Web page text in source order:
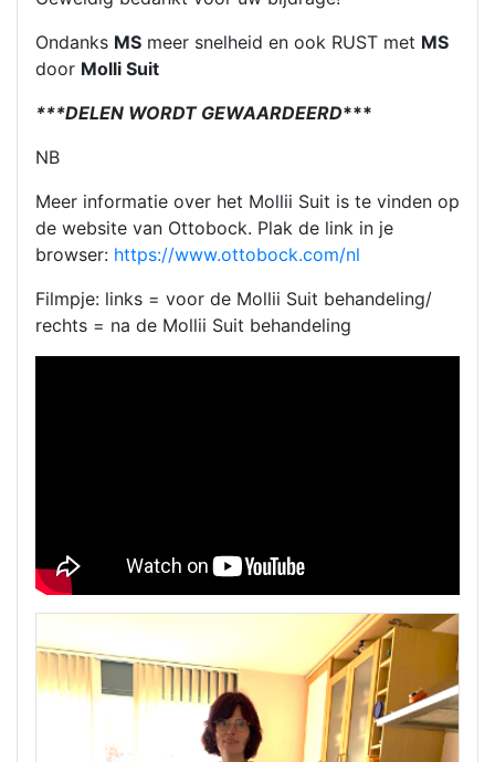
Ondanks MS meer snelheid en ook RUST met MS
door Molli Suit
***DELEN WORDT GEWAARDEERD***
NB
Meer informatie over het Mollii Suit is te vinden op
de website van Ottobock. Plak de link in je
browser: https://www.ottobock.com/nl
Filmpje: links = voor de Mollii Suit behandeling/
rechts = na de Mollii Suit behandeling